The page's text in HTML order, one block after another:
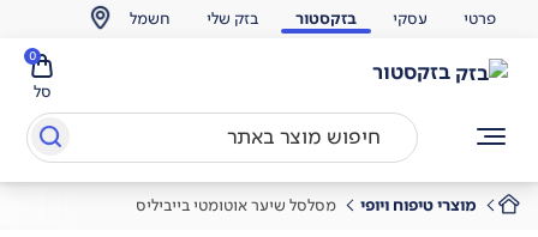
פרטי עסקי בזקסטור בזק שלי חשמל
בזקסטור
סל
0
מוצרי טיפוח ויופי מסלסל שיער אוטומטי בייביליס